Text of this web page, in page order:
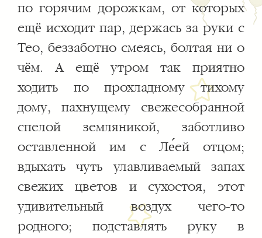
по горячим дорожкам, от которых
ещё исходит пар, держась за руки с
Тео, беззаботно смеясь, болтая ни о
чём. А ещё утром так приятно
ходить по прохладному тихому
дому, пахнущему свежесобранной
спелой земляникой, заботливо
оставленной им с Ле́ей отцом;
вдыхать чуть улавливаемый запах
свежих цветов и сухостоя, этот
удивительный воздух чего-то
родного; подставлять руку в